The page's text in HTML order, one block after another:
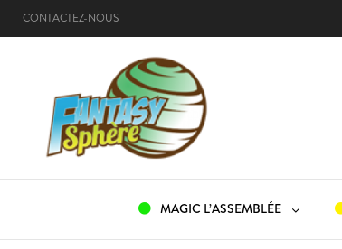
CONTACTEZ-NOUS
MAGIC L’ASSEMBLÉE